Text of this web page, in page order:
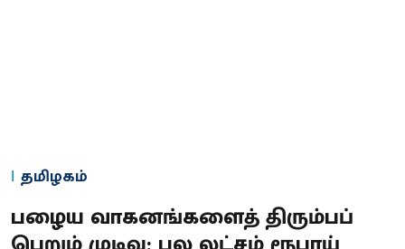
தமிழகம்
பழைய வாகனங்களைத் திரும்பப்